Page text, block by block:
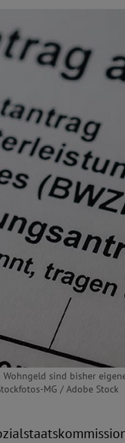
sind bisher
MG / Adobe Stock